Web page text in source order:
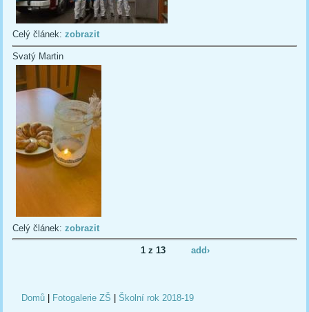
Celý článek:zobrazit
Svatý Martin
Celý článek:zobrazit
1 z 13 add›
Domů| Fotogalerie ZŠ Školní rok 2018-19